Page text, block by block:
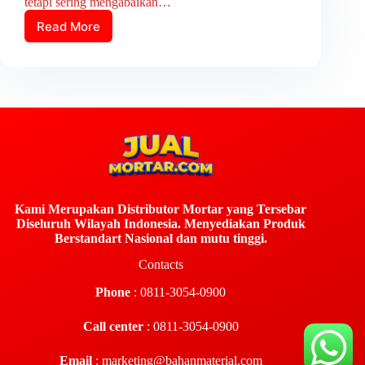
Read More
Kami Merupakan Distributor Mortar yang Tersebar
Diseluruh Wilayah Indonesia. Menyediakan Produk
Berstandart Nasional dan mutu tinggi.
Contacts
Phone : 0811-3054-0900
Call center : 0811-3054-0900
Email: marketing@bahanmaterial.com